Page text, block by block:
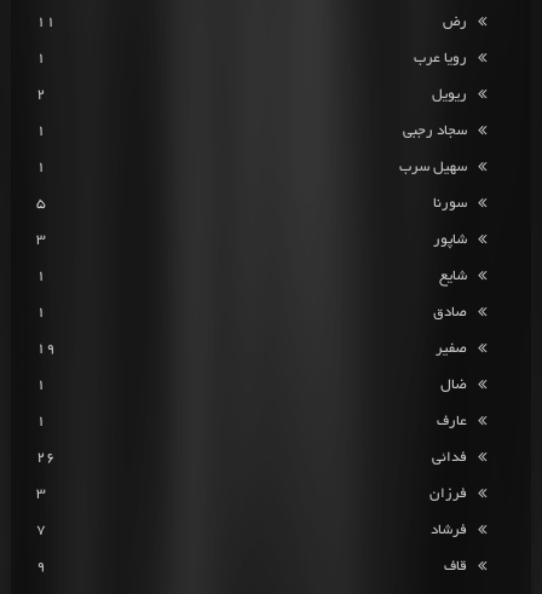
رض 11
رویا عرب 1
ریویل 2
سجاد رجبی 1
سهیل سرب 1
سورنا 5
شاپور 3
شایع 1
صادق 1
صفیر 19
ضال 1
عارف 1
فدائی 26
فرزان 3
فرشاد 7
قاف 9